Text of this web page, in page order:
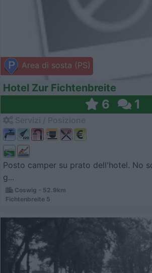
Area di sosta (PS)
Hotel Zur Fichtenbreite
6 1
Posto camper su prato dell'hotel. No
g...
Coswig - 52.9km
Fichtenbreite 5